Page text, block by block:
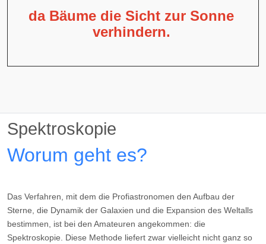
da Bäume die Sicht zur Sonne
verhindern.
Spektroskopie
Worum geht es?
Das Verfahren, mit dem die Profiastronomen den Aufbau der
Sterne, die Dynamik der Galaxien und die Expansion des Weltalls
bestimmen, ist bei den Amateuren angekommen: die
Spektroskopie. Diese Methode liefert zwar vielleicht nicht ganz so